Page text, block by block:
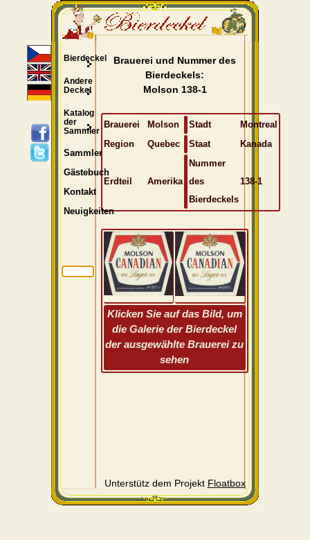
Brauerei und Nummer des
Bierdeckels:
Molson 138-1
Brauerei Molson Stadt
Montreal
Region
Quebec Staat Kanada
Erdteil Amerika
Nummer
des
Bierdeckels
138-1
Klicken Sie auf das Bild, um
die Galerie der Bierdeckel
der ausgewählte Brauerei zu
sehen
Unterstütz dem Projekt Floatbox
Bierdeckel
Andere
Deckel
Katalog
der
Sammler
Sammler
Gästebuch
Kontakt
Neuigkeiten